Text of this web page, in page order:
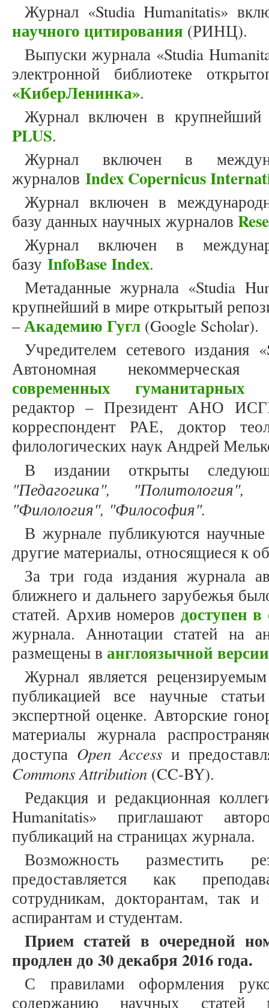
Журнал «Studia Humanitatis»
научного цитирования (РИНЦ).
Выпуски журнала «Studia
электронной библиотеке
«КиберЛенинка».
Журнал включен в крупнейший
PLUS.
Журнал включен в
журналов Index Copernicus
Журнал включен в
базу данных научных журналов
Журнал включен в
базу InfoBase Index.
Метаданные журнала «Studia
крупнейший в мире открытый
–Академию Гугл (Google Scholar).
Учредителем сетевого издания
Автономная
современных гуманитарных
редактор – Президент АНО
корреспондент РАЕ, доктор
филологических наук Андрей
В издании открыты
"Педагогика", "Политология",
"Филология", "Философия".
В журнале публикуются
другие материалы, относящиеся к
За три года издания журнала
ближнего и дальнего зарубежья
статей. Архив номеров доступен
журнала. Аннотации статей на
размещены в англоязычной версии
Журнал является
публикацией все научные
экспертной оценке. Авторские
материалы журнала
доступа Open Access и
Commons Attribution (CC-BY).
Редакция и редакционная
Humanitatis» приглашают
публикаций на страницах журнала.
Возможность разместить
предоставляется как
сотрудникам, докторантам, так
аспирантам и студентам.
Прием статей в очередной
продлен до 30 декабря 2016 года.
С правилами оформления
содержанию научных